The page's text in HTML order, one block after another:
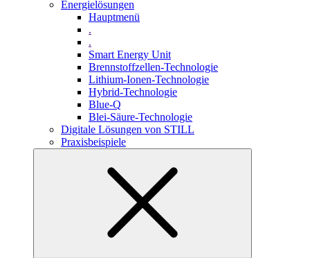
Energielösungen
Hauptmenü
.
.
Smart Energy Unit
Brennstoffzellen-Technologie
Lithium-Ionen-Technologie
Hybrid-Technologie
Blue-Q
Blei-Säure-Technologie
Digitale Lösungen von STILL
Praxisbeispiele